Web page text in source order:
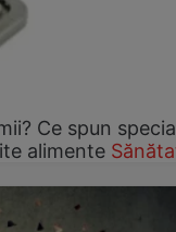
Ce spun
alimente